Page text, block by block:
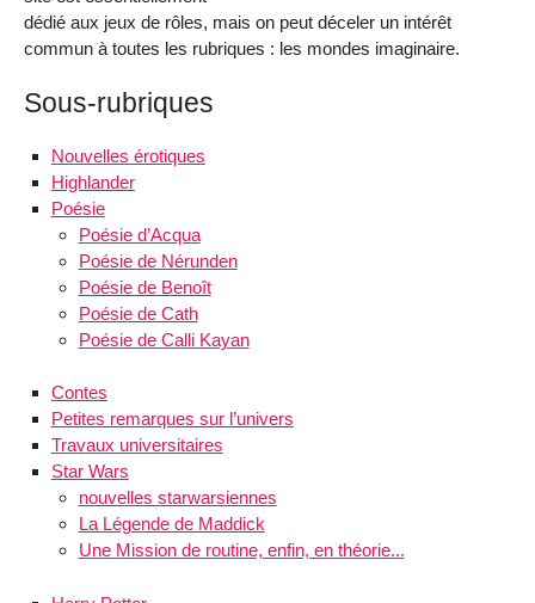
dédié aux jeux de rôles, mais on peut déceler un intérêt
commun à toutes les rubriques : les mondes imaginaire.
Sous-rubriques
Nouvelles érotiques
Highlander
Poésie
Poésie d’Acqua
Poésie de Nérunden
Poésie de Benoît
Poésie de Cath
Poésie de Calli Kayan
Contes
Petites remarques sur l’univers
Travaux universitaires
Star Wars
nouvelles starwarsiennes
La Légende de Maddick
Une Mission de routine, enfin, en théorie...